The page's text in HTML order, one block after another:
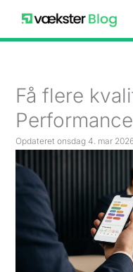
indholdet
Få flere
Opdateret onsdag 4. mar